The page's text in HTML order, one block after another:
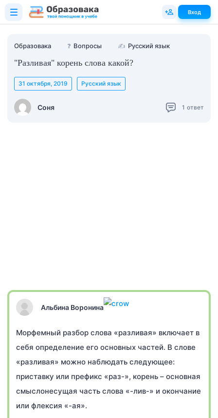
Образовака ❓ Вопросы ✍ Русский язык
"Разливая" корень слова какой?
Соня
31 октября, 2019 Русский язык
1 ответ
Альбина Воронина
Морфемный разбор слова «разливая» включает в
себя определение его основных частей. В слове
«разливая» можно наблюдать следующее:
приставку или префикс «раз-», корень – основная
смыслонесущая часть слова «-лив-» и окончание
или флексия «-ая».
Вход